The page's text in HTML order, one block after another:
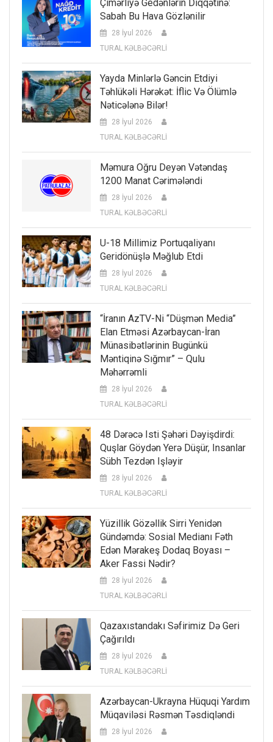
Çimərliyə Gedənlərin Diqqətinə:
Sabah Bu Hava Gözlənilir
28 İyul 2026
TURAL KƏLBƏCƏRLİ
Yayda Minlərlə Gəncin Etdiyi
Təhlükəli Hərəkət: İflic Və Ölümlə
Nəticələnə Bilər!
28 İyul 2026
TURAL KƏLBƏCƏRLİ
Məmura Oğru Deyən Vətəndaş
1200 Manat Cərimələndi
28 İyul 2026
TURAL KƏLBƏCƏRLİ
U-18 Millimiz Portuqaliyanı
Geridönüşlə Məğlub Etdi
28 İyul 2026
TURAL KƏLBƏCƏRLİ
“İranın AzTV-Ni “düşmən Media”
Elan Etməsi Azərbaycan-İran
Münasibətlərinin Bugünkü
Məntiqinə Sığmır” – Qulu
Məhərrəmli
28 İyul 2026
TURAL KƏLBƏCƏRLİ
48 Dərəcə Isti Şəhəri Dəyişdirdi:
Quşlar Göydən Yerə Düşür, Insanlar
Sübh Tezdən Işləyir
28 İyul 2026
TURAL KƏLBƏCƏRLİ
Yüzillik Gözəllik Sirri Yenidən
Gündəmdə: Sosial Medianı Fəth
Edən Mərakeş Dodaq Boyası –
Aker Fassi Nədir?
28 İyul 2026
TURAL KƏLBƏCƏRLİ
Qazaxıstandakı Səfirimiz Də Geri
Çağırıldı
28 İyul 2026
TURAL KƏLBƏCƏRLİ
Azərbaycan-Ukrayna Hüquqi Yardım
Müqaviləsi Rəsmən Təsdiqləndi
28 İyul 2026